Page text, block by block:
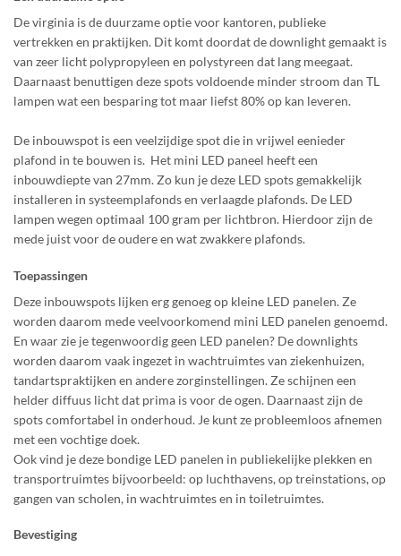
De virginia is de duurzame optie voor kantoren, publieke
vertrekken en praktijken. Dit komt doordat de downlight gemaakt is
van zeer licht polypropyleen en polystyreen dat lang meegaat.
Daarnaast benuttigen deze spots voldoende minder stroom dan TL
lampen wat een besparing tot maar liefst 80% op kan leveren.
De inbouwspot is een veelzijdige spot die in vrijwel eenieder
plafond in te bouwen is. Het mini LED paneel heeft een
inbouwdiepte van 27mm. Zo kun je deze LED spots gemakkelijk
installeren in systeemplafonds en verlaagde plafonds. De LED
lampen wegen optimaal 100 gram per lichtbron. Hierdoor zijn de
mede juist voor de oudere en wat zwakkere plafonds.
Toepassingen
Deze inbouwspots lijken erg genoeg op kleine LED panelen. Ze
worden daarom mede veelvoorkomend mini LED panelen genoemd.
En waar zie je tegenwoordig geen LED panelen? De downlights
worden daarom vaak ingezet in wachtruimtes van ziekenhuizen,
tandartspraktijken en andere zorginstellingen. Ze schijnen een
helder diffuus licht dat prima is voor de ogen. Daarnaast zijn de
spots comfortabel in onderhoud. Je kunt ze probleemloos afnemen
met een vochtige doek.
Ook vind je deze bondige LED panelen in publiekelijke plekken en
transportruimtes bijvoorbeeld: op luchthavens, op treinstations, op
gangen van scholen, in wachtruimtes en in toiletruimtes.
Bevestiging